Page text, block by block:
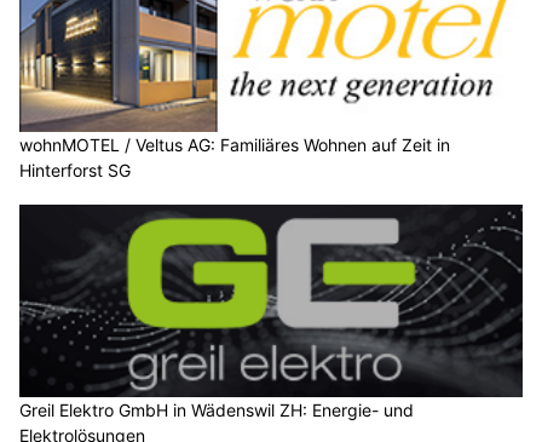
wohnMOTEL / Veltus AG: Familiäres Wohnen auf Zeit in
Hinterforst SG
Greil Elektro GmbH in Wädenswil ZH: Energie- und
Elektrolösungen